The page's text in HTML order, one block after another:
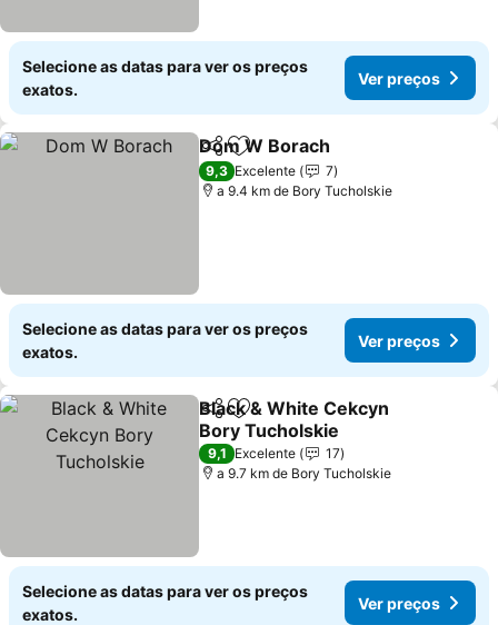
Selecione as datas para ver os preços
exatos.
Ver preços
PartilharAdicionar aos favoritos
Dom W Borach
9,3 Excelente
7
a 9.4 km de Bory Tucholskie
Selecione as datas para ver os preços
exatos.
Ver preços
PartilharAdicionar aos favoritos
Black & White Cekcyn
Bory Tucholskie
Ver preços
9,1 Excelente
17
a 9.7 km de Bory Tucholskie
Selecione as datas para ver os preços
exatos.
Ver preços